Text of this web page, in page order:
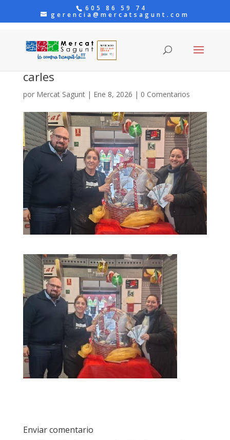
605 86 59 74
gerencia@mercatsagunt.com
carles
por Mercat Sagunt| Ene 8, 2026 | 0 Comentarios
Enviar comentario